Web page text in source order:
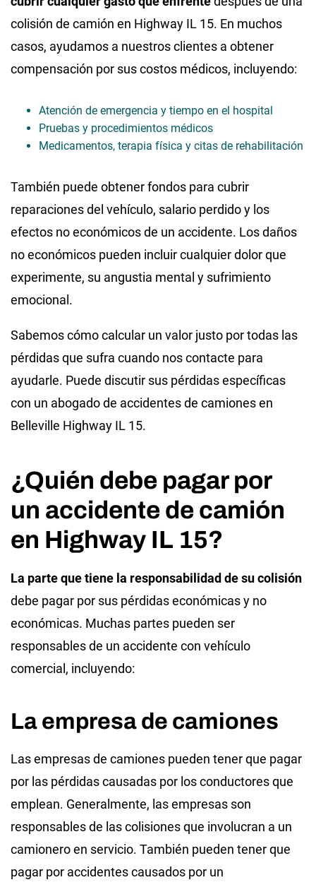
colisión de camión en Highway IL 15. En muchos
casos, ayudamos a nuestros clientes a obtener
compensación por sus costos médicos, incluyendo:
Atención de emergencia y tiempo en el hospital
Pruebas y procedimientos médicos
Medicamentos, terapia física y citas de rehabilitación
También puede obtener fondos para cubrir
reparaciones del vehículo, salario perdido y los
efectos no económicos de un accidente. Los daños
no económicos pueden incluir cualquier dolor que
experimente, su angustia mental y sufrimiento
emocional.
Sabemos cómo calcular un valor justo por todas las
pérdidas que sufra cuando nos contacte para
ayudarle. Puede discutir sus pérdidas específicas
con un abogado de accidentes de camiones en
Belleville Highway IL 15.
¿Quién debe pagar por
un accidente de camión
en Highway IL 15?
La parte que tiene la responsabilidad de su colisión
debe pagar por sus pérdidas económicas y no
económicas. Muchas partes pueden ser
responsables de un accidente con vehículo
comercial, incluyendo:
La empresa de camiones
Las empresas de camiones pueden tener que pagar
por las pérdidas causadas por los conductores que
emplean. Generalmente, las empresas son
responsables de las colisiones que involucran a un
camionero en servicio. También pueden tener que
pagar por accidentes causados por un